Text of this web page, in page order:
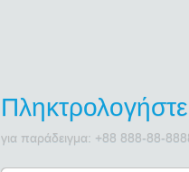
για παράδειγμα: +88 888-88-